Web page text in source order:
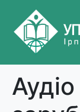
Аудіо